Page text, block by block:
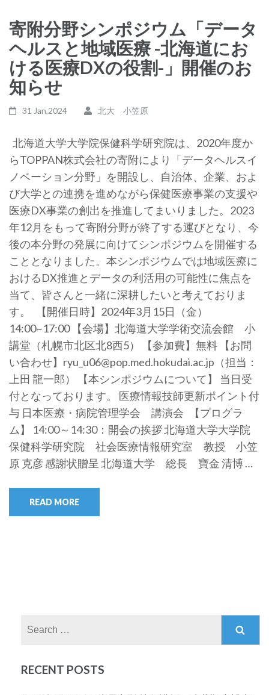
寄附分野シンポジウム「データ
ヘルスと地域医療 -北海道にお
ける医療DXの役割-」開催のお
知らせ
31 Jan,2024 北大 小笠原
北海道大学大学院保健科学研究院は、2020年度か
らTOPPAN株式会社の寄附により「データヘルスイ
ノベーション分野」を開設し、自治体、企業、およ
び大学との連携を進めながら保健医療事業の支援や
医療DX事業の創出を推進してまいりました。2023
年12月をもって寄附分野が終了する運びとなり、今
後の本分野の発展に向けてシンポジウムを開催する
こととなりました。本シンポジウムでは地域医療に
おけるDX推進とデータの利活用の可能性に焦点を
当て、皆さんと一緒に深耕したいと考えておりま
す。 【開催日時】2024年3月15日（金）
14:00~17:00 【会場】北海道大学学術交流会館 小
講堂（札幌市北区北8西5） 【参加費】無料 【お問
い合わせ】ryu_u06@pop.med.hokudai.ac.jp（担当：
上田 龍一郎） 【本シンポジウムについて】 当日受
付となっております。 医療情報技師更新ポイント付
与 日本医療・病院管理学会 講演会 【プログラ
ム】 14:00～14:30：開会の挨拶 北海道大学大学院
保健科学研究院 社会医療情報研究室 教授 小笠
原 克彦 感謝状贈呈 北海道大学 総長 寶金 清博 …
READ MORE
RECENT POSTS